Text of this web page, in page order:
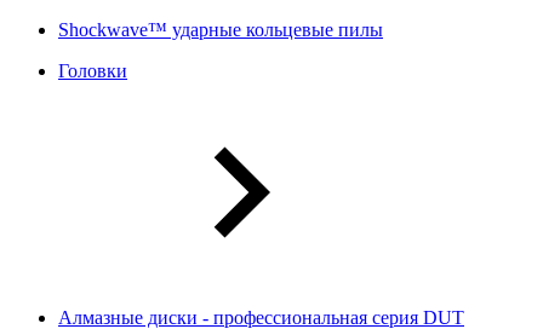
Shockwave™ ударные кольцевые пилы
Головки
Алмазные диски - профессиональная серия DUT